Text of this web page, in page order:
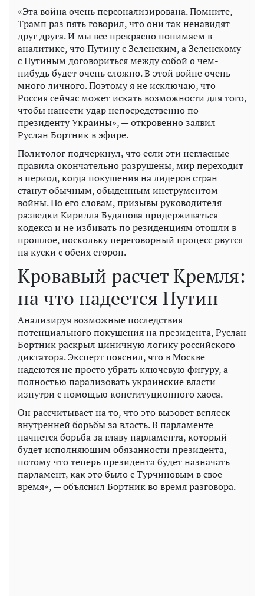
«Эта война очень персонализирована. Помните,
Трамп раз пять говорил, что они так ненавидят
друг друга. И мы все прекрасно понимаем в
аналитике, что Путину с Зеленским, а Зеленскому
с Путиным договориться между собой о чем-
нибудь будет очень сложно. В этой войне очень
много личного. Поэтому я не исключаю, что
Россия сейчас может искать возможности для того,
чтобы нанести удар непосредственно по
президенту Украины», — откровенно заявил
Руслан Бортник в эфире.
Политолог подчеркнул, что если эти негласные
правила окончательно разрушены, мир переходит
в период, когда покушения на лидеров стран
станут обычным, обыденным инструментом
войны. По его словам, призывы руководителя
разведки Кирилла Буданова придерживаться
кодекса и не избивать по резиденциям отошли в
прошлое, поскольку переговорный процесс рвутся
на куски с обеих сторон.
Кровавый расчет Кремля:
на что надеется Путин
Анализируя возможные последствия
потенциального покушения на президента, Руслан
Бортник раскрыл циничную логику российского
диктатора. Эксперт пояснил, что в Москве
надеются не просто убрать ключевую фигуру, а
полностью парализовать украинские власти
изнутри с помощью конституционного хаоса.
Он рассчитывает на то, что это вызовет всплеск
внутренней борьбы за власть. В парламенте
начнется борьба за главу парламента, который
будет исполняющим обязанности президента,
потому что теперь президента будет назначать
парламент, как это было с Турчиновым в свое
время», — объяснил Бортник во время разговора.